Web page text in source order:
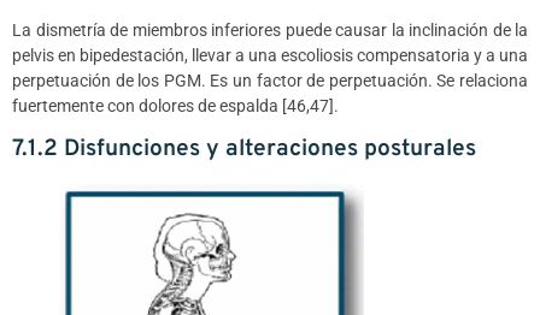
La dismetría de miembros inferiores puede causar la inclinación de la
pelvis en bipedestación, llevar a una escoliosis compensatoria y a una
perpetuación de los PGM. Es un factor de perpetuación. Se relaciona
fuertemente con dolores de espalda [46,47].
7.1.2 Disfunciones y alteraciones posturales